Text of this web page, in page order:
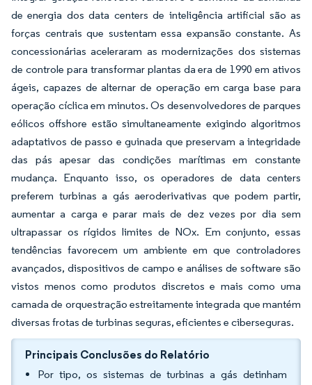
de energia dos data centers de inteligência artificial são as
forças centrais que sustentam essa expansão constante. As
concessionárias aceleraram as modernizações dos sistemas
de controle para transformar plantas da era de 1990 em ativos
ágeis, capazes de alternar de operação em carga base para
operação cíclica em minutos. Os desenvolvedores de parques
eólicos offshore estão simultaneamente exigindo algoritmos
adaptativos de passo e guinada que preservam a integridade
das pás apesar das condições marítimas em constante
mudança. Enquanto isso, os operadores de data centers
preferem turbinas a gás aeroderivativas que podem partir,
aumentar a carga e parar mais de dez vezes por dia sem
ultrapassar os rígidos limites de NOx. Em conjunto, essas
tendências favorecem um ambiente em que controladores
avançados, dispositivos de campo e análises de software são
vistos menos como produtos discretos e mais como uma
camada de orquestração estreitamente integrada que mantém
diversas frotas de turbinas seguras, eficientes e ciberseguras.
Principais Conclusões do Relatório
Por tipo, os sistemas de turbinas a gás detinham